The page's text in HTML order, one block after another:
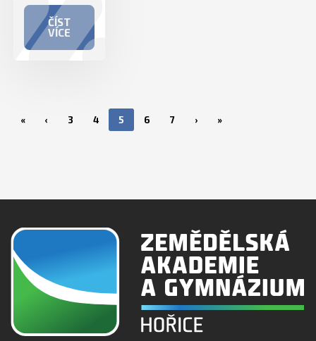
ČÍST
VÍCE
« ‹ 3 4 5 6 7 › »